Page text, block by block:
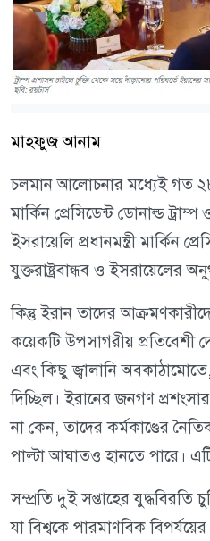
মাহফুজ আনাম
চলমান আলোচনার মধ্যেই গত
মার্কিন প্রেসিডেন্ট ডোনাল্ড
ইসরায়েলি প্রধানমন্ত্রী মার্কিন
যুক্তরাষ্ট্রবান্ধব ও
কিন্তু ইরান তাদের
কয়েকটি উপসাগরীয় প্রতিবেশী
এবং কিছু জ্বালানি
দিচ্ছিল। ইরানের জনগণ
না কেন, তাদের কর্মকাণ্ডের
পাল্টা আঘাতও হানতে পারে।
সম্প্রতি দুই সপ্তাহের যুদ্ধবিরতি
যা বিশ্বকে পারমাণবিক